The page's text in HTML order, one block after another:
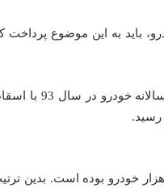
باید به این موضوع پرداخت
طبق آمار وزارت صمت، تعداد اسقاط در سال گذشته حدود 25 هزار خودرو